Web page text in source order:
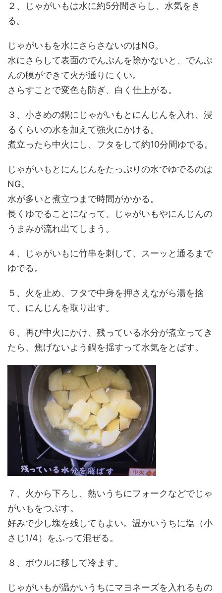
２、じゃがいもは水に約5分間さらし、水気をき
る。
じゃがいもを水にさらさないのはNG。
水にさらして表面のでんぷんを除かないと、でんぷ
んの膜ができて火が通りにくい。
さらすことで変色も防ぎ、白く仕上がる。
３、小さめの鍋にじゃがいもとにんじんを入れ、浸
るくらいの水を加えて強火にかける。
煮立ったら中火にし、フタをして約10分間ゆでる。
じゃがいもとにんじんをたっぷりの水でゆでるのは
NG。
水が多いと煮立つまで時間がかかる。
長くゆでることになって、じゃがいもやにんじんの
うまみが流れ出てしまう。
４、じゃがいもに竹串を刺して、スーッと通るまで
ゆでる。
５、火を止め、フタで中身を押さえながら湯を捨
て、にんじんを取り出す。
６、再び中火にかけ、残っている水分が煮立ってき
たら、焦げないよう鍋を揺すって水気をとばす。
７、火から下ろし、熱いうちにフォークなどでじゃ
がいもをつぶす。
好みで少し塊を残してもよい。温かいうちに塩（小
さじ1/4）をふって混ぜる。
８、ボウルに移して冷ます。
じゃがいもが温かいうちにマヨネーズを入れるもの